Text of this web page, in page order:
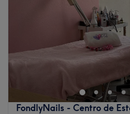
FondlyNails - Centro de